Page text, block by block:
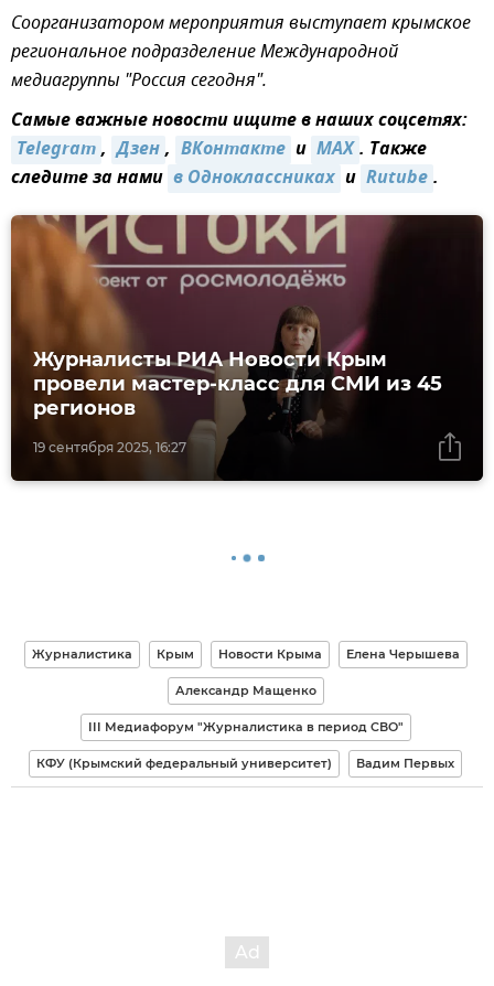
Соорганизатором мероприятия выступает крымское
региональное подразделение Международной
медиагруппы "Россия сегодня".
Самые важные новости ищите в наших соцсетях:
Telegram, Дзен, ВКонтакте и MAX. Также
следите за нами в Одноклассниках и Rutube.
19 сентября 2025, 16:27
Журналисты РИА Новости Крым
провели мастер-класс для СМИ из 45
регионов
Журналистика Крым Новости Крыма Елена Черышева
Александр Мащенко
III Медиафорум "Журналистика в период СВО"
КФУ (Крымский федеральный университет) Вадим Первых